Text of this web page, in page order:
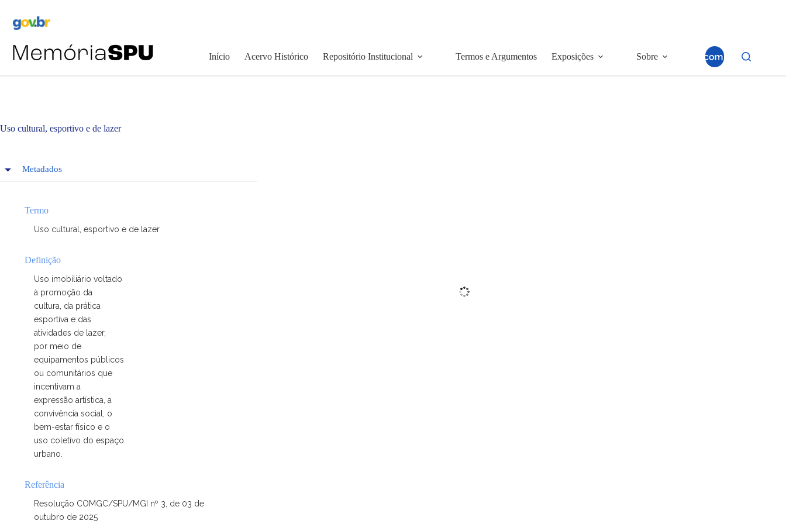
Início Acervo Histórico Repositório Institucional Termos e Argumentos Exposições Sobre
Uso cultural, esportivo e de lazer
Metadados
Termo
Uso cultural, esportivo e de lazer
Definição
Uso imobiliário voltado
à promoção da
cultura, da prática
esportiva e das
atividades de lazer,
por meio de
equipamentos públicos
ou comunitários que
incentivam a
expressão artística, a
convivência social, o
bem-estar físico e o
uso coletivo do espaço
urbano.
Referência
Resolução COMGC/SPU/MGI nº 3, de 03 de
outubro de 2025